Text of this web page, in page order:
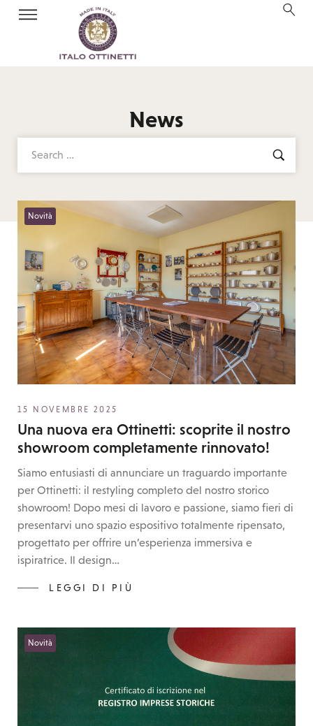
News
Novità
15 NOVEMBRE 2025
Una nuova era Ottinetti: scoprite il nostro
showroom completamente rinnovato!
Siamo entusiasti di annunciare un traguardo importante
per Ottinetti: il restyling completo del nostro storico
showroom! Dopo mesi di lavoro e passione, siamo fieri di
presentarvi uno spazio espositivo totalmente ripensato,
progettato per offrire un’esperienza immersiva e
ispiratrice. Il design…
LEGGI DI PIÙ
Novità